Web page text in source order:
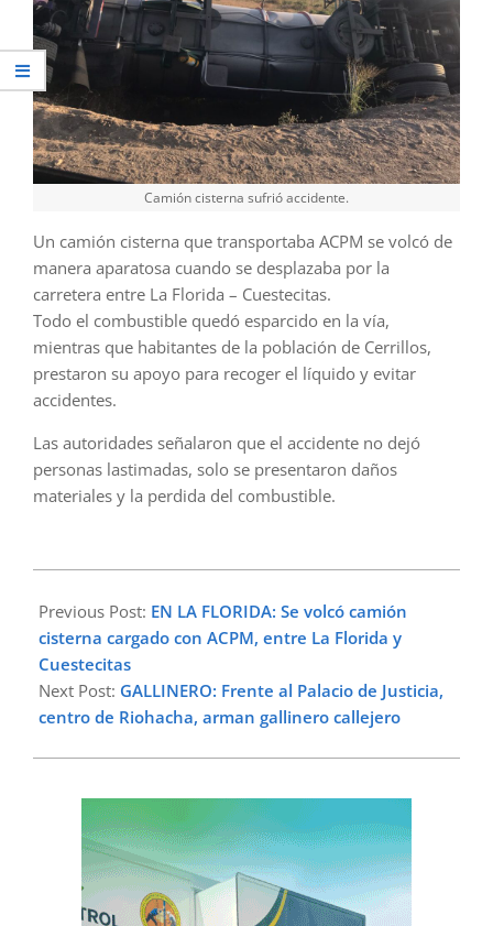
Camión cisterna sufrió accidente.
Un camión cisterna que transportaba ACPM se volcó de
manera aparatosa cuando se desplazaba por la
carretera entre La Florida – Cuestecitas.
Todo el combustible quedó esparcido en la vía,
mientras que habitantes de la población de Cerrillos,
prestaron su apoyo para recoger el líquido y evitar
accidentes.
Las autoridades señalaron que el accidente no dejó
personas lastimadas, solo se presentaron daños
materiales y la perdida del combustible.
02-
09
Previous Post: EN LA FLORIDA: Se volcó camión
cisterna cargado con ACPM, entre La Florida y
Cuestecitas
Next Post: GALLINERO: Frente al Palacio de Justicia,
centro de Riohacha, arman gallinero callejero